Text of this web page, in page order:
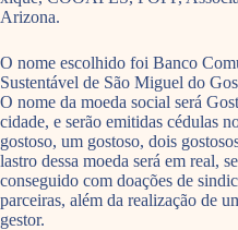
Arizona.
O nome escolhido foi Banco
Sustentável de São Miguel do
O nome da moeda social será
cidade, e serão emitidas cédulas
gostoso, um gostoso, dois
lastro dessa moeda será em real,
conseguido com doações de
parceiras, além da realização de
gestor.